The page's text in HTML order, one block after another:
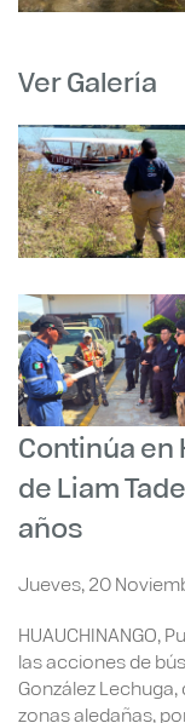
Ver Galería
Continúa
de Liam
años
Jueves, 20
HUAUCHINANGO,
las acciones de
González
zonas aledañas,